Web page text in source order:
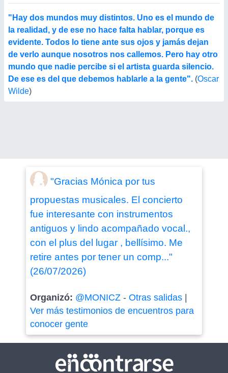
"Hay dos mundos muy distintos. Uno es el mundo de
la realidad, y de ese no hace falta hablar, porque es
evidente. Todos lo tiene ante sus ojos y jamás dejan
de verlo aunque nosotros nos callemos. Pero hay otro
mundo que nadie percibe si el artista guarda silencio.
De ese es del que debemos hablarle a la gente". (Oscar
Wilde)
"Gracias Mónica por tus
propuestas musicales. El concierto
fue interesante con instrumentos
antiguos y lindo acompañado vocal.,
con el plus del lugar , bellísimo. Me
retire antes por tener un comp..."
(26/07/2026)
Organizó: @MONICZ- Otras salidas|
Ver más testimonios de encuentros para
conocer gente